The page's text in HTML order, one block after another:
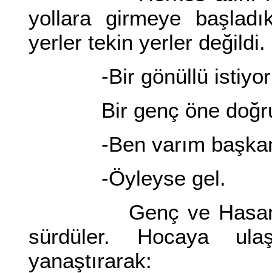
yollara girmeye
yerler tekin yerler değildi.
-Bir gönüllü
Bir genç öne doğru
-Ben varım
-Öyleyse gel.
Genç ve Hasan
sürdüler. Hocaya
yanaştırarak: